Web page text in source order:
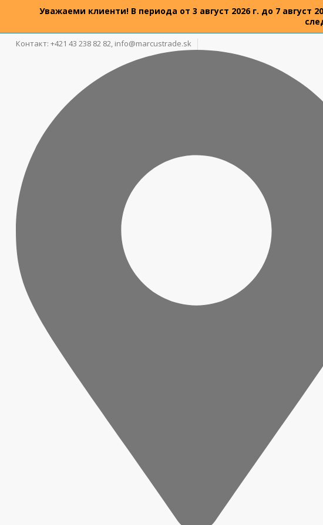
Уважаеми клиенти! В периода от 3 август 2026 г. до 7
Контакт: +421 43 238 82 82, info@marcustrade.sk